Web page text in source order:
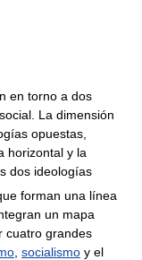
en torno a dos
La dimensión
opuestas,
horizontal y la
dos ideologías
forman una línea
un mapa
cuatro grandes
socialismo y el